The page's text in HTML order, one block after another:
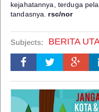
kejahatannya, terduga
tandasnya. rsc/nor
Subjects: BERITA